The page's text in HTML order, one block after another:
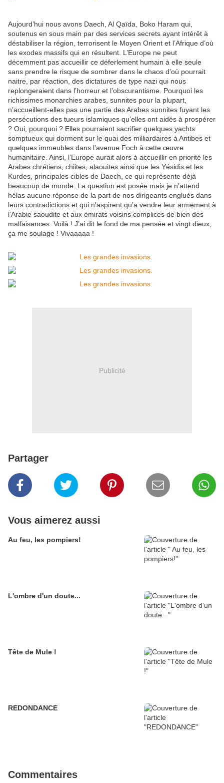
Aujourd’hui nous avons Daech, Al Qaïda, Boko Haram qui,
soutenus en sous main par des services secrets ayant intérêt à
déstabiliser la région, terrorisent le Moyen Orient et l’Afrique d’où
les exodes massifs qui en résultent. L’Europe ne peut
décemment pas accueillir ce déferlement humain à elle seule
sans prendre le risque de sombrer dans le chaos d’où pourrait
naitre, par réaction, des dictatures de type nazi qui nous
replongeraient dans l’horreur et l’obscurantisme. Pourquoi les
richissimes monarchies arabes, sunnites pour la plupart,
n’accueillent-elles pas une partie des Arabes sunnites fuyant les
persécutions des tueurs islamiques qu’elles ont aidés à prospérer
? Oui, pourquoi ? Elles pourraient sacrifier quelques yachts
somptueux qui dorment sur le quai des milliardaires à Antibes et
quelques immeubles dans l’avenue Foch à cette œuvre
humanitaire. Ainsi, l’Europe aurait alors à accueillir en priorité les
Arabes chrétiens, chiites, alaouites ainsi que les Yésidis et les
Kurdes, principales cibles de Daech, ce qui représente déjà
beaucoup de monde. La question est posée mais je n’attend
hélas aucune réponse de la part de nos dirigeants englués dans
leurs contradictions et qui n’aspirent qu’a vendre leur armement à
l’Arabie saoudite et aux émirats voisins complices de bien des
malfaisances. Voilà ! J’ai dit le fond de ma pensée et vingt dieux,
ça me soulage ! Vivaaaaa !
Publicité
Partager
Vous aimerez aussi
Au feu, les pompiers!
L'ombre d'un doute...
Tête de Mule !
REDONDANCE
Commentaires